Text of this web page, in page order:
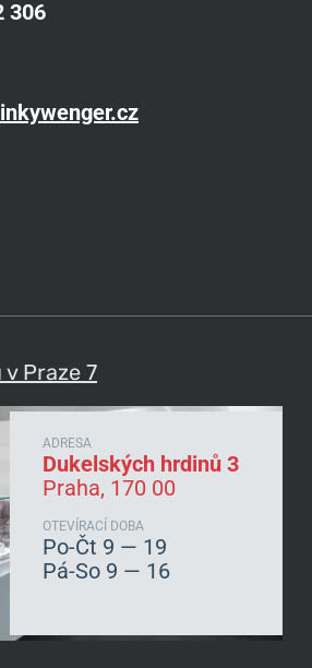
306
Praze 7
ADRESA
Dukelských hrdinů 3
Praha, 170 00
OTEVÍRACÍ DOBA
Po-Čt 9 — 19
Pá-So 9 — 16